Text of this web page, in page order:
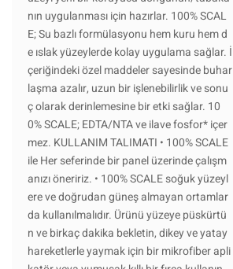
nın uygulanması için hazırlar. 100% SCAL
E; Su bazlı formülasyonu hem kuru hem d
e ıslak yüzeylerde kolay uygulama sağlar. İ
çeriğindeki özel maddeler sayesinde buhar
laşma azalır, uzun bir işlenebilirlik ve sonu
ç olarak derinlemesine bir etki sağlar. 10
0% SCALE; EDTA/NTA ve ilave fosfor* içer
mez. KULLANIM TALIMATI • 100% SCALE
ile Her seferinde bir panel üzerinde çalışm
anızı öneririz. • 100% SCALE soğuk yüzeyl
ere ve doğrudan güneş almayan ortamlar
da kullanılmalıdır. Ürünü yüzeye püskürtü
n ve birkaç dakika bekletin, dikey ve yatay
hareketlerle yaymak için bir mikrofiber apli